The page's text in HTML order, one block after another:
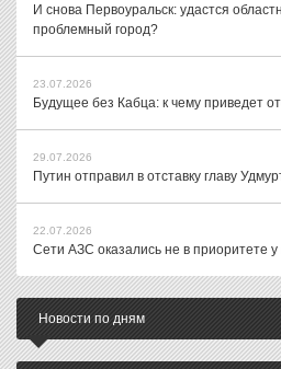
И снова Первоуральск: удастся
проблемный город?
23.07.2026
Будущее без Кабца: к чему приведет
29.07.2026
Путин отправил в отставку главу
22.07.2026
Сети АЗС оказались не в приоритете у
Новости по дням